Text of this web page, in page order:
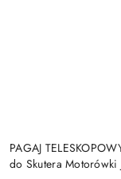
PAGAJ
do Skutera Motorówki